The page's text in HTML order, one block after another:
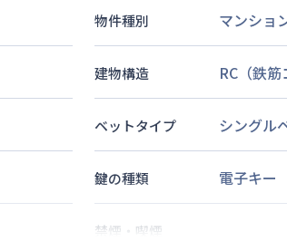
物件種別 マンショ
建物構造 RC（鉄
ベットタイプ シングル
鍵の種類 電子キー
禁煙・喫煙